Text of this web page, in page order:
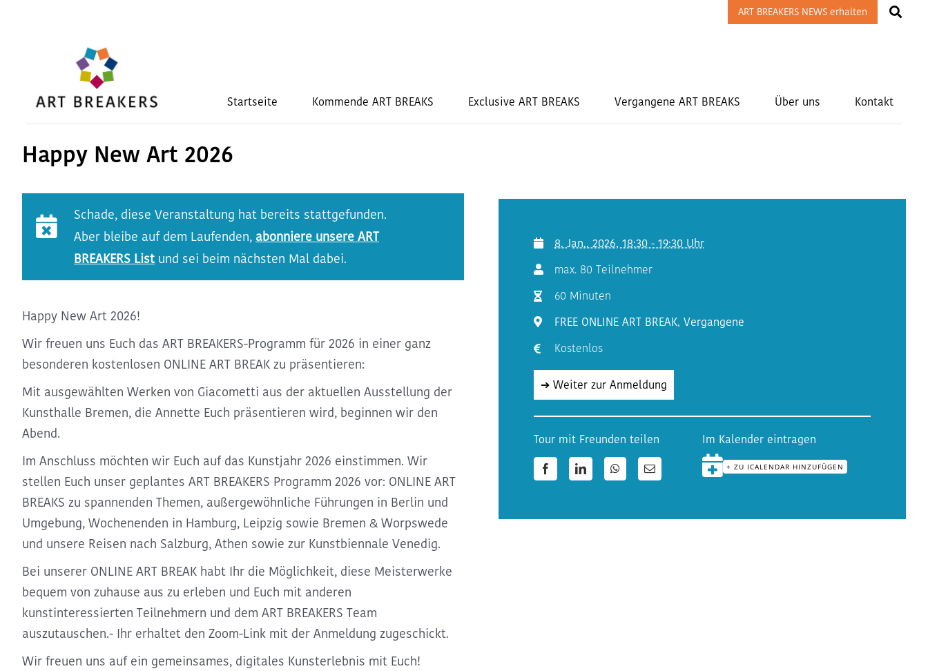
ART BREAKERS NEWS erhalten
Startseite Kommende ART BREAKS Exclusive ART BREAKS Vergangene ART BREAKS Über uns Kontakt
Happy New Art 2026
Schade, diese Veranstaltung hat bereits stattgefunden.
Aber bleibe auf dem Laufenden, abonniere unsere ART
BREAKERS Listund sei beim nächsten Mal dabei.
Happy New Art 2026!
Wir freuen uns Euch das ART BREAKERS-Programm für 2026 in einer ganz
besonderen kostenlosen ONLINE ART BREAK zu präsentieren:
Mit ausgewählten Werken von Giacometti aus der aktuellen Ausstellung der
Kunsthalle Bremen, die Annette Euch präsentieren wird, beginnen wir den
Abend.
Im Anschluss möchten wir Euch auf das Kunstjahr 2026 einstimmen. Wir
stellen Euch unser geplantes ART BREAKERS Programm 2026 vor: ONLINE ART
BREAKS zu spannenden Themen, außergewöhnliche Führungen in Berlin und
Umgebung, Wochenenden in Hamburg, Leipzig sowie Bremen & Worpswede
und unsere Reisen nach Salzburg, Athen sowie zur Kunstbiennale Venedig.
Bei unserer ONLINE ART BREAK habt Ihr die Möglichkeit, diese Meisterwerke
bequem von zuhause aus zu erleben und Euch mit anderen
kunstinteressierten Teilnehmern und dem ART BREAKERS Team
auszutauschen.- Ihr erhaltet den Zoom-Link mit der Anmeldung zugeschickt.
Wir freuen uns auf ein gemeinsames, digitales Kunsterlebnis mit Euch!
8. Jan.. 2026, 18:30 - 19:30 Uhr
max. 80 Teilnehmer
60 Minuten
FREE ONLINE ART BREAK,Vergangene
Kostenlos
➔ Weiter zur Anmeldung
Tour mit Freunden teilen
FacebookLinkedInWhatsApp
E-
Mail
Im Kalender eintragen
+ ZU ICALENDAR HINZUFÜGEN